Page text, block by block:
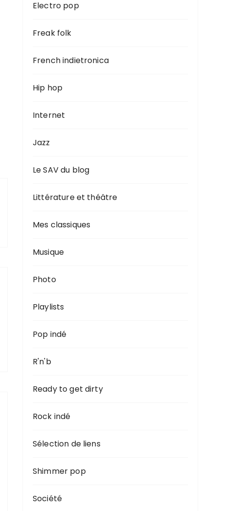
Electro pop
Freak folk
French indietronica
Hip hop
Internet
Jazz
Le SAV du blog
Littérature et théâtre
Mes classiques
Musique
Photo
Playlists
Pop indé
R'n'b
Ready to get dirty
Rock indé
Sélection de liens
Shimmer pop
Société